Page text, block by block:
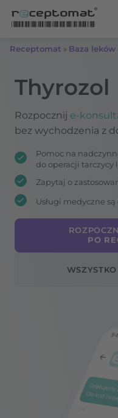
Receptomat » Baza leków
Thyrozol
Rozpocznij e-
bez wychodzenia z
Pomoc na
do operacji
Zapytaj o
Usługi medyczne
PO